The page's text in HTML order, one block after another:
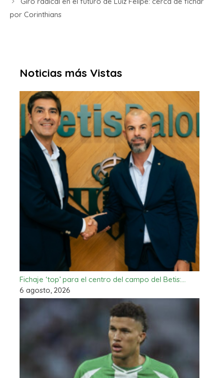
por Corinthians
Noticias más Vistas
Fichaje ‘top’ para el centro del campo del Betis:…
6 agosto, 2026